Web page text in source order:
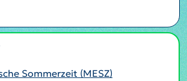
Sommerzeit (MESZ)